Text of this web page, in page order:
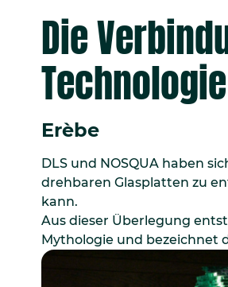
Die
Technologie
Erèbe
DLS und NOSQUA haben
drehbaren Glasplatten zu
kann.
Aus dieser Überlegung
Mythologie und bezeichnet